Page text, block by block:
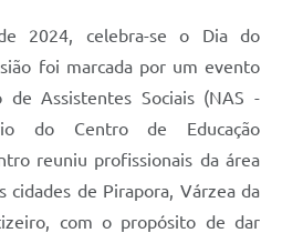
2024, celebra-se o Dia do
foi marcada por um evento
de Assistentes Sociais (NAS -
do Centro de Educação
reuniu profissionais da área
cidades de Pirapora, Várzea da
com o propósito de dar